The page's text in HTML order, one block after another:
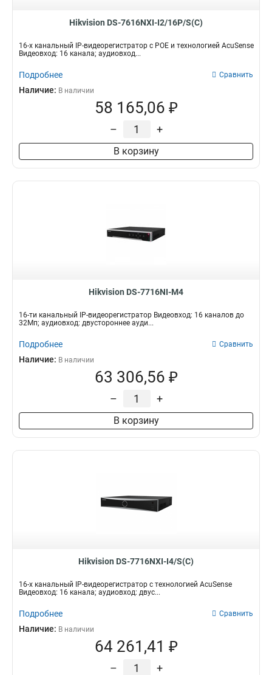
Hikvision DS-7616NXI-I2/16P/S(C)
16-х канальный IP-видеорегистратор с POE и технологией AcuSense
Видеовход: 16 канала; аудиовход...
Подробнее Сравнить
Наличие: В наличии
58 165,06 ₽
– +
В корзину
Hikvision DS-7716NI-M4
16-ти канальный IP-видеорегистратор Видеовход: 16 каналов до
32Мп; аудиовход: двустороннее ауди...
Подробнее Сравнить
Наличие: В наличии
63 306,56 ₽
– +
В корзину
Hikvision DS-7716NXI-I4/S(C)
16-х канальный IP-видеорегистратор с технологией AcuSense
Видеовход: 16 канала; аудиовход: двус...
Подробнее Сравнить
Наличие: В наличии
64 261,41 ₽
– +